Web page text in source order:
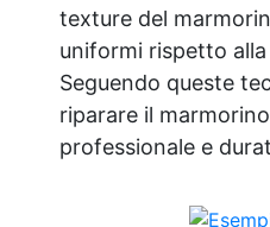
texture del
uniformi rispetto
Seguendo queste
riparare il
professionale e